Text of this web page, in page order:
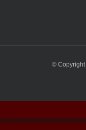
© Copyright